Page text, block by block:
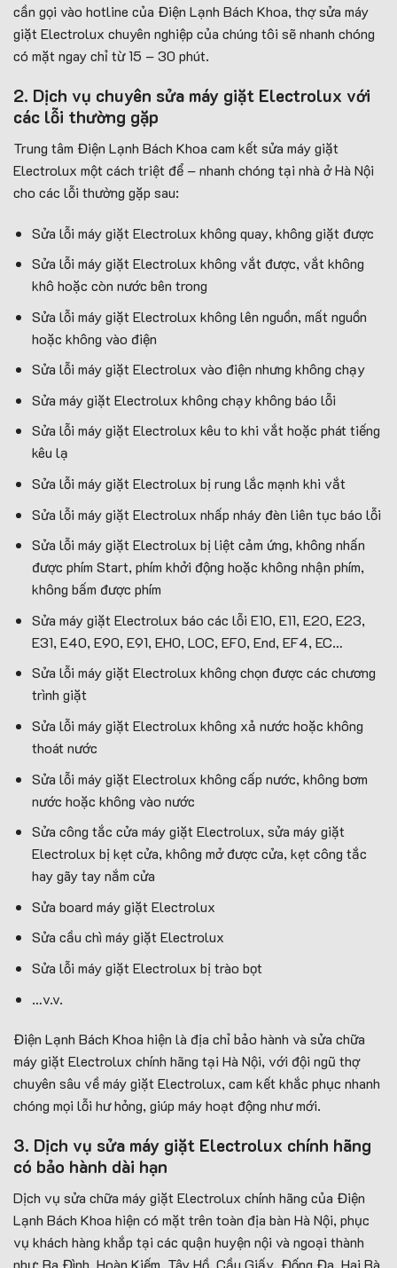
cần gọi vào hotline của Điện Lạnh Bách Khoa, thợ sửa máy
giặt Electrolux chuyên nghiệp của chúng tôi sẽ nhanh chóng
có mặt ngay chỉ từ 15 – 30 phút.
2. Dịch vụ chuyên sửa máy giặt Electrolux với
các lỗi thường gặp
Trung tâm Điện Lạnh Bách Khoa cam kết sửa máy giặt
Electrolux một cách triệt để – nhanh chóng tại nhà ở Hà Nội
cho các lỗi thường gặp sau:
Sửa lỗi máy giặt Electrolux không quay, không giặt được
Sửa lỗi máy giặt Electrolux không vắt được, vắt không
khô hoặc còn nước bên trong
Sửa lỗi máy giặt Electrolux không lên nguồn, mất nguồn
hoặc không vào điện
Sửa lỗi máy giặt Electrolux vào điện nhưng không chạy
Sửa máy giặt Electrolux không chạy không báo lỗi
Sửa lỗi máy giặt Electrolux kêu to khi vắt hoặc phát tiếng
kêu lạ
Sửa lỗi máy giặt Electrolux bị rung lắc mạnh khi vắt
Sửa lỗi máy giặt Electrolux nhấp nháy đèn liên tục báo lỗi
Sửa lỗi máy giặt Electrolux bị liệt cảm ứng, không nhấn
được phím Start, phím khởi động hoặc không nhận phím,
không bấm được phím
Sửa máy giặt Electrolux báo các lỗi E10, E11, E20, E23,
E31, E40, E90, E91, EH0, LOC, EF0, End, EF4, EC…
Sửa lỗi máy giặt Electrolux không chọn được các chương
trình giặt
Sửa lỗi máy giặt Electrolux không xả nước hoặc không
thoát nước
Sửa lỗi máy giặt Electrolux không cấp nước, không bơm
nước hoặc không vào nước
Sửa công tắc cửa máy giặt Electrolux, sửa máy giặt
Electrolux bị kẹt cửa, không mở được cửa, kẹt công tắc
hay gãy tay nắm cửa
Sửa board máy giặt Electrolux
Sửa cầu chì máy giặt Electrolux
Sửa lỗi máy giặt Electrolux bị trào bọt
…v.v.
Điện Lạnh Bách Khoa hiện là địa chỉ bảo hành và sửa chữa
máy giặt Electrolux chính hãng tại Hà Nội, với đội ngũ thợ
chuyên sâu về máy giặt Electrolux, cam kết khắc phục nhanh
chóng mọi lỗi hư hỏng, giúp máy hoạt động như mới.
3. Dịch vụ sửa máy giặt Electrolux chính hãng
có bảo hành dài hạn
Dịch vụ sửa chữa máy giặt Electrolux chính hãng của Điện
Lạnh Bách Khoa hiện có mặt trên toàn địa bàn Hà Nội, phục
vụ khách hàng khắp tại các quận huyện nội và ngoại thành
như: Ba Đình, Hoàn Kiếm, Tây Hồ, Cầu Giấy, Đống Đa, Hai Bà